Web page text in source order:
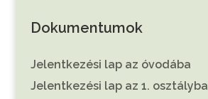
Dokumentumok
Jelentkezési lap az óvodába
Jelentkezési lap az 1. osztályba